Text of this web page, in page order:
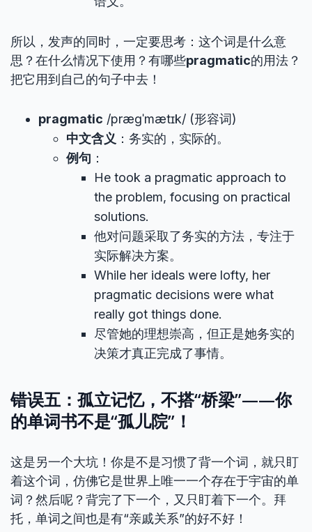
所以，发声的同时，一定要思考：这个词是什么意
思？在什么情况下使用？有哪些pragmatic的用法？
把它用到自己的句子中去！
pragmatic /præɡˈmætɪk/ (形容词)
中文含义 ：务实的，实际的。
例句 ：
He took a pragmatic approach to
the problem, focusing on practical
solutions.
他对问题采取了务实的方法，专注于
实际解决方案。
While her ideals were lofty, her
pragmatic decisions were what
really got things done.
尽管她的理想崇高，但正是她务实的
决策才真正完成了事情。
错误五：孤立记忆，不搭“桥梁”——你
的单词书不是“孤儿院”！
这是另一个大坑！你是不是习惯了背一个词，就只盯
着这个词，仿佛它是世界上唯一一个存在于宇宙的单
词？然后呢？背完了下一个，又只盯着下一个。拜
托，单词之间也是有“亲戚关系”的好不好！